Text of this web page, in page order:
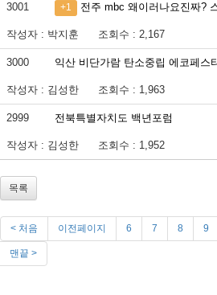
3001 +1 전주 mbc 왜이러나요진짜?
작성자 : 박지훈 조회수 : 2,167
3000 익산 비단가람 탄소중립 에코페스
작성자 : 김성한 조회수 : 1,963
2999 전북특별자치도 백년포럼
작성자 : 김성한 조회수 : 1,952
목록
< 처음 이전페이지 6 7 8 9
맨끝 >